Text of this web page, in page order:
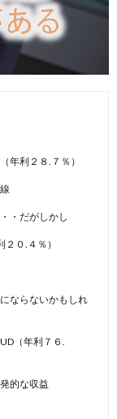
年利２８.７％）
・だがしかし
０.４％）
ならないかもしれ
（年利７６.
的な収益